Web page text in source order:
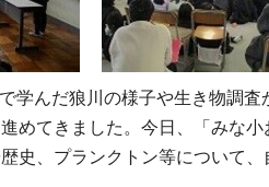
学んだ狼川の様子や生き物調
めてきました。今日、「みな
史、プランクトン等について